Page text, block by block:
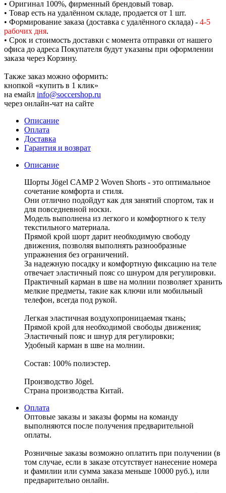
• Оригинал 100%, фирменный брендовый товар.
• Товар есть на удалённом складе, продается от 1 шт.
• Формирование заказа (доставка с удалённого склада) - 4-5
рабочих дня.
• Срок и стоимость доставки с момента отправки от нашего
офиса до адреса Покупателя будут указаны при оформлении
заказа через Корзину.
Также заказ можно оформить:
кнопкой «купить в 1 клик»
на емайл info@soccershop.ru
через онлайн-чат на сайте
Описание
Оплата
Доставка
Гарантия и возврат
Описание
Шорты Jögel CAMP 2 Woven Shorts - это оптимальное
сочетание комфорта и стиля.
Они отлично подойдут как для занятий спортом, так и
для повседневной носки.
Модель выполнена из легкого и комфортного к телу
текстильного материала.
Прямой крой шорт дарит необходимую свободу
движения, позволяя выполнять разнообразные
упражнения без ограничений.
За надежную посадку и комфортную фиксацию на теле
отвечает эластичный пояс со шнуром для регулировки.
Практичный карман в шве на молнии позволяет хранить
мелкие предметы, такие как ключи или мобильный
телефон, всегда под рукой.
Легкая эластичная воздухопроницаемая ткань;
Прямой крой для необходимой свободы движения;
Эластичный пояс и шнур для регулировки;
Удобный карман в шве на молнии.
Состав: 100% полиэстер.
Производство Jögel.
Страна производства Китай.
Оплата
Оптовые заказы и заказы формы на команду
выполняются после получения предварительной
оплаты.
Розничные заказы возможно оплатить при получении (в
том случае, если в заказе отсутствует нанесение номера
и фамилии или сумма заказа меньше 10000 руб.), или
предварительно онлайн.